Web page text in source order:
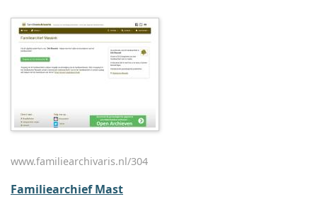
www.familiearchivaris.nl/304
Familiearchief Mast